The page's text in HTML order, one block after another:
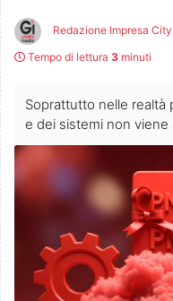
Redazione Impresa City
Tempo di lettura 3 minuti
Soprattutto nelle realtà
e dei sistemi non viene